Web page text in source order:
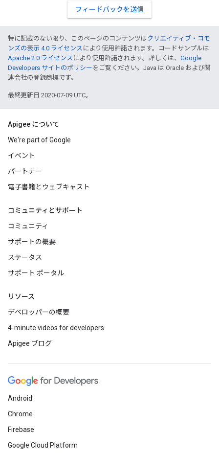
フィードバックを送信
特に記載のない限り、このページのコンテンツはクリエイティブ・コモ
ンズの表示 4.0 ライセンス により使用許諾されます。コードサンプルは
Apache 2.0 ライセンス により使用許諾されます。詳しくは、 Google
Developers サイトのポリシー をご覧ください。Java は Oracle および関
連会社の登録商標です。
最終更新日 2020-07-09 UTC。
Apigee について
We're part of Google
イベント
パートナー
電子書籍とウェブキャスト
コミュニティとサポート
コミュニティ
サポートの概要
ステータス
サポート ポータル
リソース
デベロッパーの概要
4-minute videos for developers
Apigee ブログ
Android
Chrome
Firebase
Google Cloud Platform